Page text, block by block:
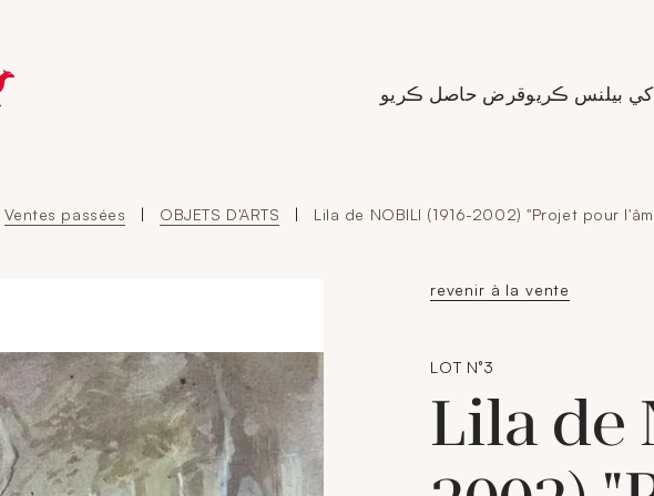
Aller à l'accueil de Crédit Municipal de Paris
قرض حاصل ڪريوبيلنس ڪريو
Ventes passées | OBJETS D'ARTS | Lila de NOBILI (1916-2002) "Projet pour
revenir à la vente
LOT N°3
Lila de